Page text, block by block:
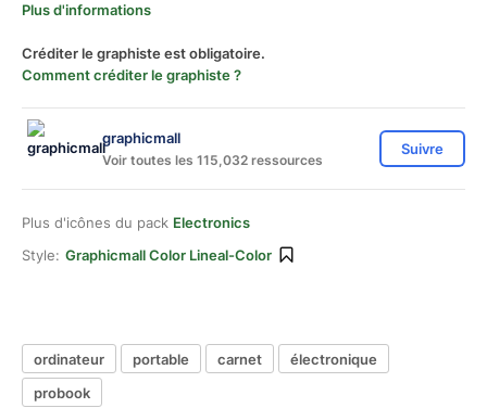
Plus d'informations
Créditer le graphiste est obligatoire.
Comment créditer le graphiste ?
graphicmall
Voir toutes les 115,032 ressources
Suivre
Plus d'icônes du pack Electronics
Style: Graphicmall Color Lineal-Color
ordinateur portable carnet
électronique
probook